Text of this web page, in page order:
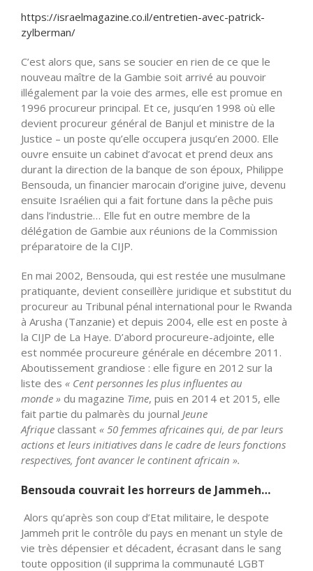
https://israelmagazine.co.il/entretien-avec-patrick-
zylberman/
C’est alors que, sans se soucier en rien de ce que le
nouveau maître de la Gambie soit arrivé au pouvoir
illégalement par la voie des armes, elle est promue en
1996 procureur principal. Et ce, jusqu’en 1998 où elle
devient procureur général de Banjul et ministre de la
Justice – un poste qu’elle occupera jusqu’en 2000. Elle
ouvre ensuite un cabinet d’avocat et prend deux ans
durant la direction de la banque de son époux, Philippe
Bensouda, un financier marocain d’origine juive, devenu
ensuite Israélien qui a fait fortune dans la pêche puis
dans l’industrie… Elle fut en outre membre de la
délégation de Gambie aux réunions de la Commission
préparatoire de la CIJP.
En mai 2002, Bensouda, qui est restée une musulmane
pratiquante, devient conseillère juridique et substitut du
procureur au Tribunal pénal international pour le Rwanda
à Arusha (Tanzanie) et depuis 2004, elle est en poste à
la CIJP de La Haye. D’abord procureure-adjointe, elle
est nommée procureure générale en décembre 2011.
Aboutissement grandiose : elle figure en 2012 sur la
liste des « Cent personnes les plus influentes au
monde » du magazine Time, puis en 2014 et 2015, elle
fait partie du palmarès du journal Jeune
Afrique classant « 50 femmes africaines qui, de par leurs
actions et leurs initiatives dans le cadre de leurs fonctions
respectives, font avancer le continent africain ».
Bensouda couvrait les horreurs de Jammeh…
Alors qu’après son coup d’Etat militaire, le despote
Jammeh prit le contrôle du pays en menant un style de
vie très dépensier et décadent, écrasant dans le sang
toute opposition (il supprima la communauté LGBT